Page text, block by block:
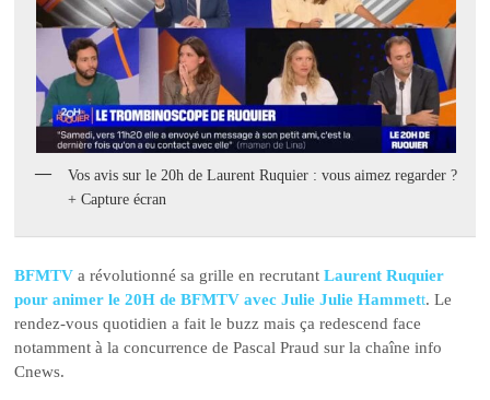
Vos avis sur le 20h de Laurent Ruquier : vous aimez regarder ?
+ Capture écran
BFMTV a révolutionné sa grille en recrutantLaurent Ruquier
pour animer le 20H de BFMTV avec Julie Julie Hammett. Le
rendez-vous quotidien a fait le buzz mais ça redescend face
notamment à la concurrence de Pascal Praud sur la chaîne info
Cnews.